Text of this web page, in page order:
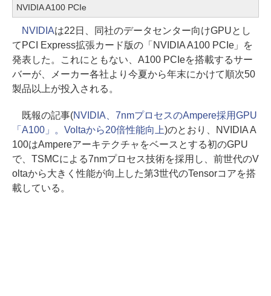
NVIDIA A100 PCIe
NVIDIAは22日、同社のデータセンター向けGPUとし
てPCI Express拡張カード版の「NVIDIA A100 PCIe」を
発表した。これにともない、A100 PCIeを搭載するサー
バーが、メーカー各社より今夏から年末にかけて順次50
製品以上が投入される。
既報の記事(NVIDIA、7nmプロセスのAmpere採用GPU
「A100」。Voltaから20倍性能向上)のとおり、NVIDIA A
100はAmpereアーキテクチャをベースとする初のGPU
で、TSMCによる7nmプロセス技術を採用し、前世代のV
oltaから大きく性能が向上した第3世代のTensorコアを搭
載している。